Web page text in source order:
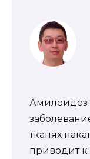
Амилоидоз
тканях
приводит